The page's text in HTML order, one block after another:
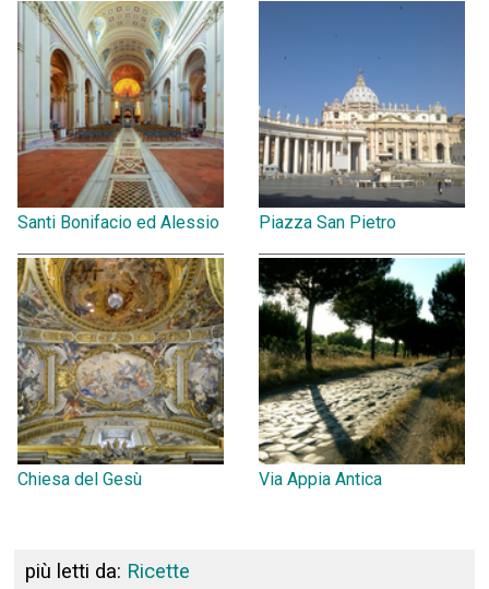
Santi Bonifacio ed Alessio Piazza San Pietro
Chiesa del Gesù Via Appia Antica
più letti da: Ricette